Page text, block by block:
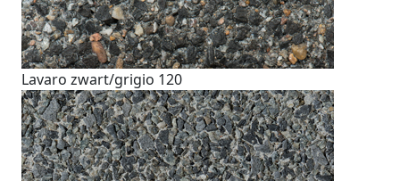
Lavaro zwart/grigio 120